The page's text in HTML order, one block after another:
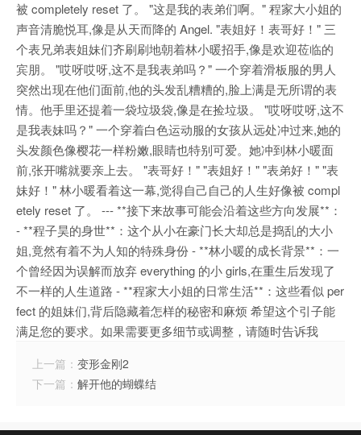
被 completely reset 了。 "这是我的表弟们啊。" 程家大小姐的
声音清脆悦耳,像是从天而降的 Angel. "表姐好！表哥好！" 三
个表兄弟表姐妹们齐刷刷地朝着林小暖招手,像是欢迎莅临的
宾朋。 "哎呀哎呀,这不是我表弟吗？" 一个穿着滑板服的男人
突然出现在他们面前,他的头发乱糟糟的,脸上满是无所谓的表
情。他手里还提着一袋垃圾袋,像是在捡垃圾。 "哎呀哎呀,这不
是我表妹吗？" 一个穿着白色运动服的女孩从远处冲过来,她的
头发颜色像樱花一样粉嫩,眼睛也特别可爱。她冲到林小暖面
前,张开嘴就要亲上去。 "表哥好！" "表姐好！" "表弟好！" "表
妹好！" 林小暖看着这一幕,觉得自己自己的人生好像被 compl
etely reset 了。 --- **接下来故事可能会沿着这些方向发展**：
- **程子昊的身世**：这个从小在豪门长大却总是捣乱的大小
姐,竟然有着不为人知的特殊身份 - **林小暖的成长背景**：一
个曾经因为误解而放弃 everything 的小 girls,在重生后发现了
不一样的人生道路 - **程家大小姐的日常生活**：这些看似 per
fect 的姐妹们,背后隐藏着怎样的秘密和麻烦 希望这个引子能
满足您的要求。如果需要更多细节或调整，请随时告诉我
上一篇： 变形金刚2
下一篇： 解开他的蝴蝶结